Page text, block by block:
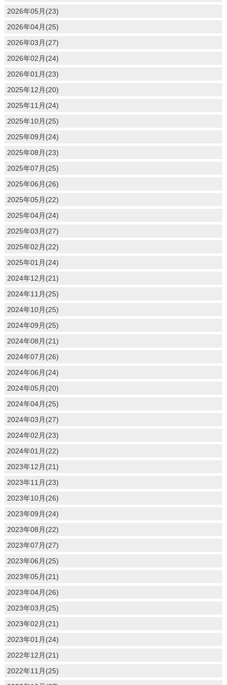
2026年05月(23)
2026年04月(25)
2026年03月(27)
2026年02月(24)
2026年01月(23)
2025年12月(20)
2025年11月(24)
2025年10月(25)
2025年09月(24)
2025年08月(23)
2025年07月(25)
2025年06月(26)
2025年05月(22)
2025年04月(24)
2025年03月(27)
2025年02月(22)
2025年01月(24)
2024年12月(21)
2024年11月(25)
2024年10月(25)
2024年09月(25)
2024年08月(21)
2024年07月(26)
2024年06月(24)
2024年05月(20)
2024年04月(25)
2024年03月(27)
2024年02月(23)
2024年01月(22)
2023年12月(21)
2023年11月(23)
2023年10月(26)
2023年09月(24)
2023年08月(22)
2023年07月(27)
2023年06月(25)
2023年05月(21)
2023年04月(26)
2023年03月(25)
2023年02月(21)
2023年01月(24)
2022年12月(21)
2022年11月(25)